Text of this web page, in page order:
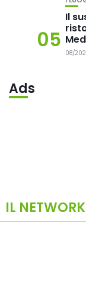
05
Il
08/
Ads
IL NETWORK